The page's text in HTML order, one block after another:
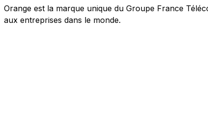
Orange est la marque unique du Groupe France
aux entreprises dans le monde.